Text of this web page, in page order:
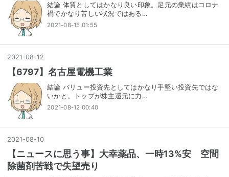
結論 体質としてはかなり良い印象。足元の業績はコロナ
禍でかなり苦しい状況ではある…
2021-08-15 01:55
2021 -08-12
【6797】名古屋電機工業
結論 バリュー投資先としてはかなり手堅い投資先ではな
いかと。トップが株主還元に力…
2021-08-12 00:40
2021-08-10
【ニュースに思う事】大幸薬品、一時13%安 空間
除菌剤苦戦で失望売り